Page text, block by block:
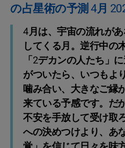
の占星術の予測 4月
4月は、宇宙の流れが
してくる月。逆行中の
「2デカンの人たち」
がついたら、いつもよ
噛み合い、大きなご縁
来ている予感です。だ
不安を手放して受け取
への決めつけより、あ